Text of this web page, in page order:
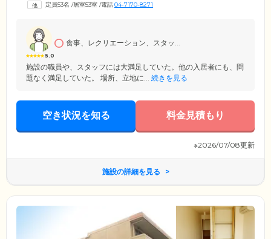
3食ご提供。みなさまと一緒に食べることで、食欲増進効果も期待できま
定員53名 /居室53室 /電話04-7170-8271
5.0
食事、レクリエーション、スタッ...
施設の職員や、スタッフには大満足していた。他の入居者にも、問
題なく満足していた。 場所、立地に... 続きを見る
空き状況を知る 料金見積もり
※2026/07/08更新
施設の詳細を見る